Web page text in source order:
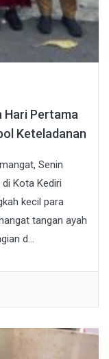
Hari Pertama
Keteladanan
Senin
Kota Kediri
kecil para
tangan ayah
d...